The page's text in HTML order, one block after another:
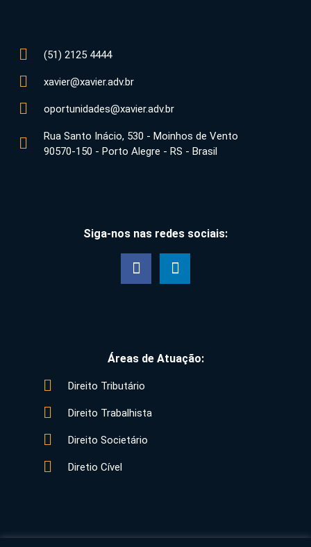
(51) 2125 4444
xavier@xavier.adv.br
oportunidades@xavier.adv.br
Rua Santo Inácio, 530 - Moinhos de Vento
90570-150 - Porto Alegre - RS - Brasil
Siga-nos nas redes sociais:
Áreas de Atuação:
Direito Tributário
Direito Trabalhista
Direito Societário
Diretio Cível